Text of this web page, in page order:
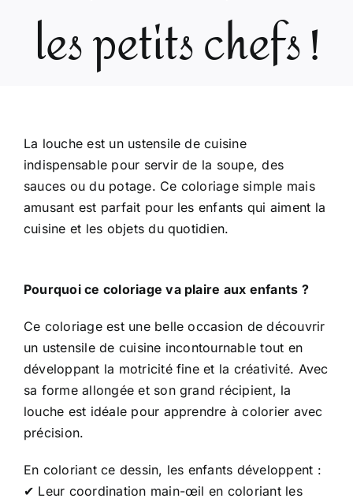
les petits chefs !
La louche est un ustensile de cuisine
indispensable pour servir de la soupe, des
sauces ou du potage. Ce coloriage simple mais
amusant est parfait pour les enfants qui aiment la
cuisine et les objets du quotidien.
Pourquoi ce coloriage va plaire aux enfants ?
Ce coloriage est une belle occasion de découvrir
un ustensile de cuisine incontournable tout en
développant la motricité fine et la créativité. Avec
sa forme allongée et son grand récipient, la
louche est idéale pour apprendre à colorier avec
précision.
En coloriant ce dessin, les enfants développent :
✔ Leur coordination main-œil en coloriant les